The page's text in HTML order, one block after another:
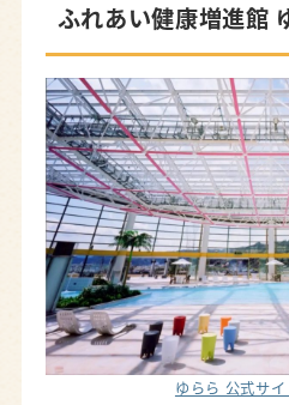
ふれあい健康増進館
ゆらら 公式サイ